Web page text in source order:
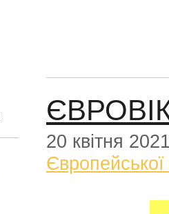
20 квітня
Європейської